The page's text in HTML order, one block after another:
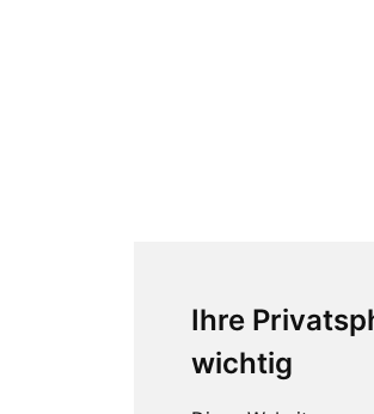
Ihre
wichtig